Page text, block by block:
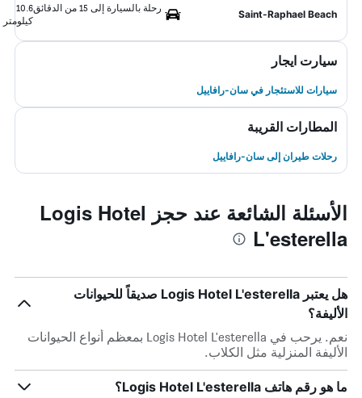
Saint-Raphael Beach
رحلة بالسيارة إلى 15 من الدقائق
10.6
كيلومتر
سيارت ايجار
سيارات للاستئجار في سان-رافاييل
المطارات القريبة
رحلات طيران إلى سان-رافاييل
الأسئلة الشائعة عند حجز Logis Hotel
L'esterella
هل يعتبر Logis Hotel L'esterella صديقاً للحيوانات
الأليفة؟
نعم. يرحب في Logis Hotel L'esterella بمعظم أنواع الحيوانات
الأليفة المنزلية مثل الكلاب.
ما هو رقم هاتف Logis Hotel L'esterella؟